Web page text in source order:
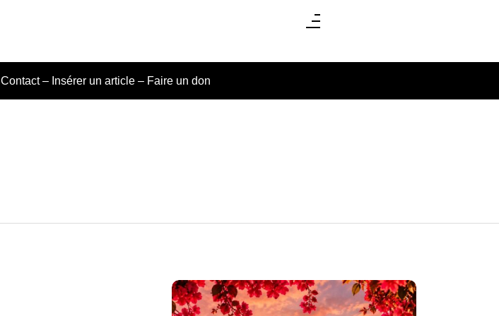
Contact – Insérer un article – Faire un don